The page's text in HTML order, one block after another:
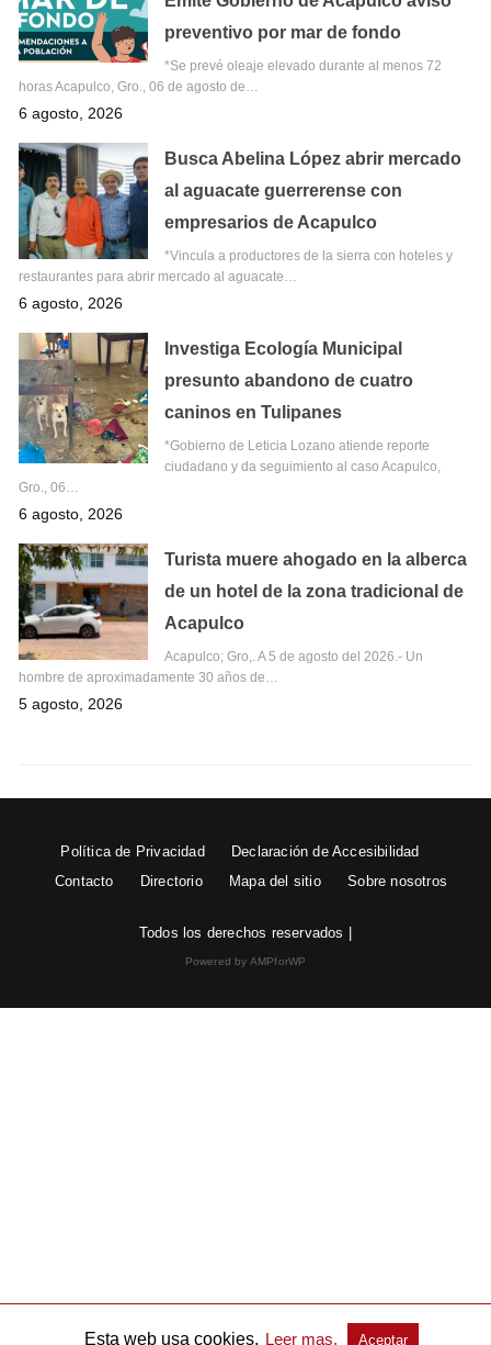
preventivo por mar de fondo
*Se prevé oleaje elevado durante al menos 72
horas Acapulco, Gro., 06 de agosto de…
6 agosto, 2026
Busca Abelina López abrir mercado
al aguacate guerrerense con
empresarios de Acapulco
*Vincula a productores de la sierra con hoteles y
restaurantes para abrir mercado al aguacate…
6 agosto, 2026
Investiga Ecología Municipal
presunto abandono de cuatro
caninos en Tulipanes
*Gobierno de Leticia Lozano atiende reporte
ciudadano y da seguimiento al caso Acapulco,
Gro., 06…
6 agosto, 2026
Turista muere ahogado en la alberca
de un hotel de la zona tradicional de
Acapulco
Acapulco; Gro,. A 5 de agosto del 2026.- Un
hombre de aproximadamente 30 años de…
5 agosto, 2026
Política de Privacidad
Declaración de Accesibilidad
Contacto
Directorio Mapa del sitio Sobre nosotros
Todos los derechos reservados |
Powered by AMPforWP
Esta web usa cookies. Leer mas. Aceptar